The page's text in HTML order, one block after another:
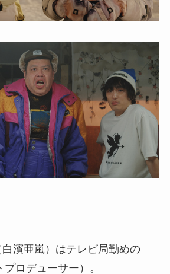
濱亜嵐）はテレビ局勤めの
ロデューサー）。